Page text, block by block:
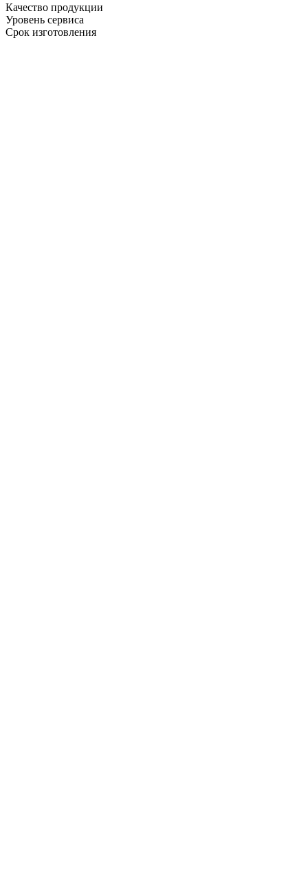
Качество продукции
Уровень сервиса
Срок изготовления